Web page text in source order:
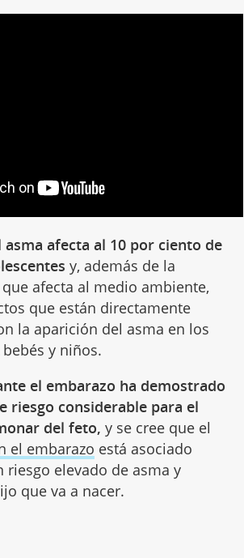
asma afecta al 10 por ciento de
y, además de la
afecta al medio ambiente,
que están directamente
la aparición del asma en los
bebés y niños.
el embarazo ha demostrado
riesgo considerable para el
del feto, y se cree que el
el embarazo está asociado
riesgo elevado de asma y
que va a nacer.